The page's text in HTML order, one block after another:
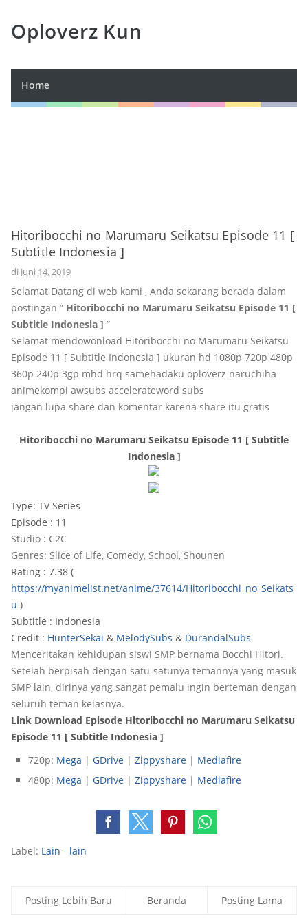
Oploverz Kun
Home
Hitoribocchi no Marumaru Seikatsu Episode 11 [
Subtitle Indonesia ]
di Juni 14, 2019
Selamat Datang di web kami , Anda sekarang berada dalam
postingan ” Hitoribocchi no Marumaru Seikatsu Episode 11 [
Subtitle Indonesia ] ”
Selamat mendowonload Hitoribocchi no Marumaru Seikatsu
Episode 11 [ Subtitle Indonesia ] ukuran hd 1080p 720p 480p
360p 240p 3gp mhd hrq samehadaku oploverz naruchiha
animekompi awsubs accelerateword subs
jangan lupa share dan komentar karena share itu gratis
Hitoribocchi no Marumaru Seikatsu Episode 11 [ Subtitle
Indonesia ]
Type: TV Series
Episode : 11
Studio : C2C
Genres: Slice of Life, Comedy, School, Shounen
Rating : 7.38 (
https://myanimelist.net/anime/37614/Hitoribocchi_no_Seikats
u )
Subtitle : Indonesia
Credit : HunterSekai & MelodySubs & DurandalSubs
Menceritakan kehidupan siswi SMP bernama Bocchi Hitori.
Setelah berpisah dengan satu-satunya temannya yang masuk
SMP lain, dirinya yang sangat pemalu ingin berteman dengan
seluruh teman kelasnya.
Link Download Episode Hitoribocchi no Marumaru Seikatsu
Episode 11 [ Subtitle Indonesia ]
720p: Mega | GDrive | Zippyshare | Mediafire
480p: Mega | GDrive | Zippyshare | Mediafire
Label: Lain - lain
Posting Lebih Baru Posting Lama
Beranda